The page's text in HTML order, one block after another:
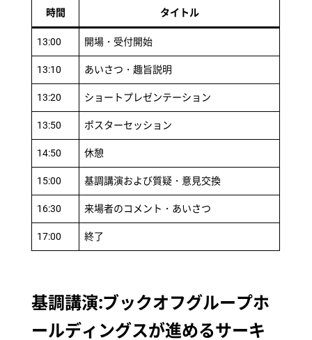
時間 タイトル
13:00 開場・受付開始
13:10 あいさつ・趣旨説明
13:20 ショートプレゼンテーション
13:50 ポスターセッション
14:50 休憩
15:00 基調講演および質疑・意見交換
16:30 来場者のコメント・あいさつ
17:00 終了
基調講演:ブックオフグループホ
ールディングスが進めるサーキ